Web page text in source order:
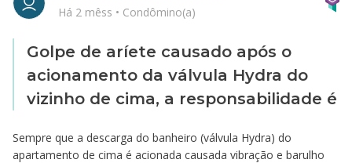
Golpe de aríete causado após o
acionamento da válvula Hydra do
vizinho de cima, a responsabilidade é
Sempre que a descarga do banheiro (válvula Hydra) do
apartamento de cima é acionada causada vibração e barulho
Há 2 mêss • Condômino(a)